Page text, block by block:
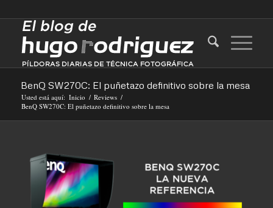
BenQ SW270C: El puñetazo definitivo sobre la mesa
Usted está aquí: Inicio / Reviews /
BenQ SW270C: El puñetazo definitivo sobre la mesa